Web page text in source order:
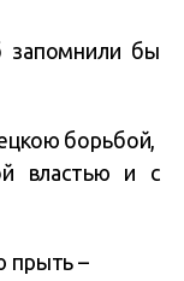
запомнили бы
борьбой,
властью и с
прыть –